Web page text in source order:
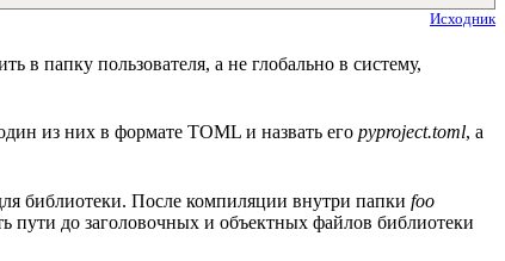
Исходник
в папку пользователя, а не глобально в систему,
из них в формате TOML и назвать его pyproject.toml, а
библиотеки. После компиляции внутри папки foo
пути до заголовочных и объектных файлов библиотеки